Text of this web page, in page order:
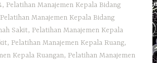
, Pelatihan Manajemen Kepala Bidang
Pelatihan Manajemen Kepala Bidang
Sakit, Pelatihan Manajemen Kepala
, Pelatihan Manajemen Kepala Ruang,
Kepala Ruangan, Pelatihan Manajemen